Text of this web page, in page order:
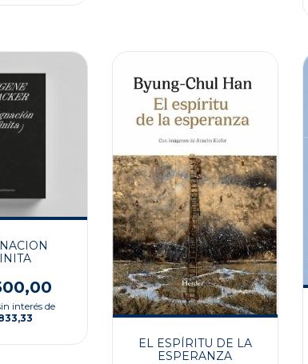
interés de
EL ESPÍRITU DE LA
ESPERANZA